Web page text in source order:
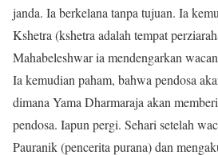
janda. Ia berkelana tanpa tujuan. Ia
Kshetra (kshetra adalah tempat
Mahabeleshwar ia mendengarkan
Ia kemudian paham, bahwa pendosa
dimana Yama Dharmaraja akan
pendosa. Iapun pergi. Sehari setelah
Pauranik (pencerita purana) dan